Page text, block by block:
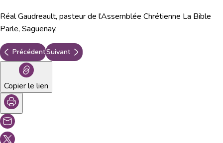
Réal Gaudreault, pasteur de l’Assemblée Chrétienne La Bible
Parle, Saguenay,
PrécédentSuivant
Copier le lien